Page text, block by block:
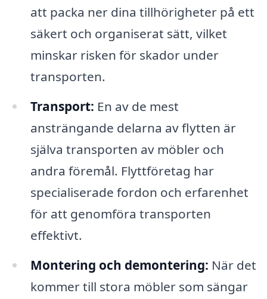
att packa ner dina tillhörigheter på ett
säkert och organiserat sätt, vilket
minskar risken för skador under
transporten.
Transport: En av de mest
ansträngande delarna av flytten är
själva transporten av möbler och
andra föremål. Flyttföretag har
specialiserade fordon och erfarenhet
för att genomföra transporten
effektivt.
Montering och demontering: När det
kommer till stora möbler som sängar